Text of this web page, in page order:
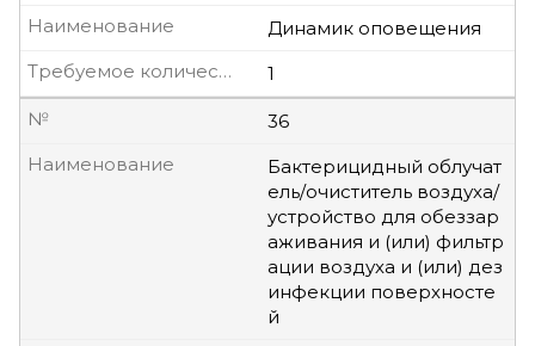
Динамик оповещения
Наименование
1
Требуемое количество, шт
36
№
Бактерицидный облучат
ель/очиститель воздуха/
устройство для обеззар
аживания и (или) фильтр
ации воздуха и (или) дез
инфекции поверхносте
й
Наименование